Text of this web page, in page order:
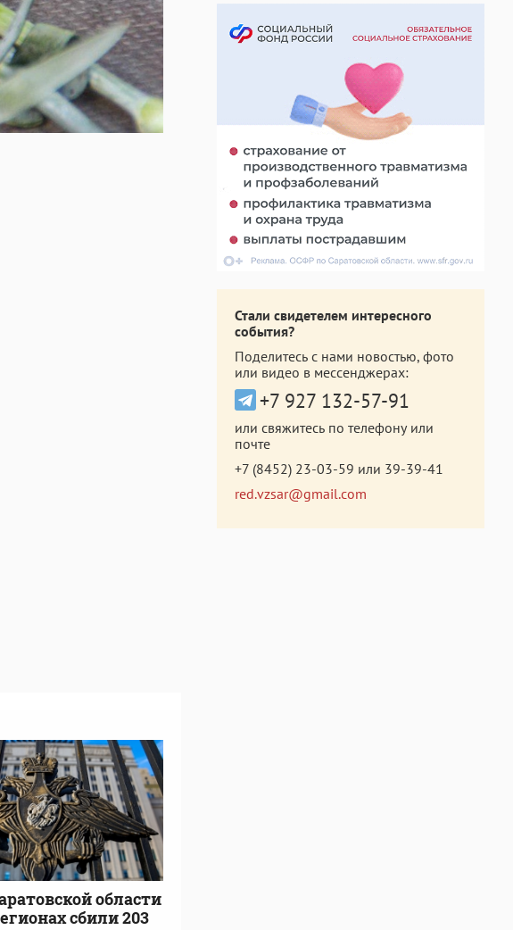
области
сбили 203
Стали свидетелем интересного
события?
Поделитесь с нами новостью, фото
или видео в мессенджерах:
+7 927 132-57-91
или свяжитесь по телефону или
почте
+7 (8452) 23-03-59 или 39-39-41
red.vzsar@gmail.com